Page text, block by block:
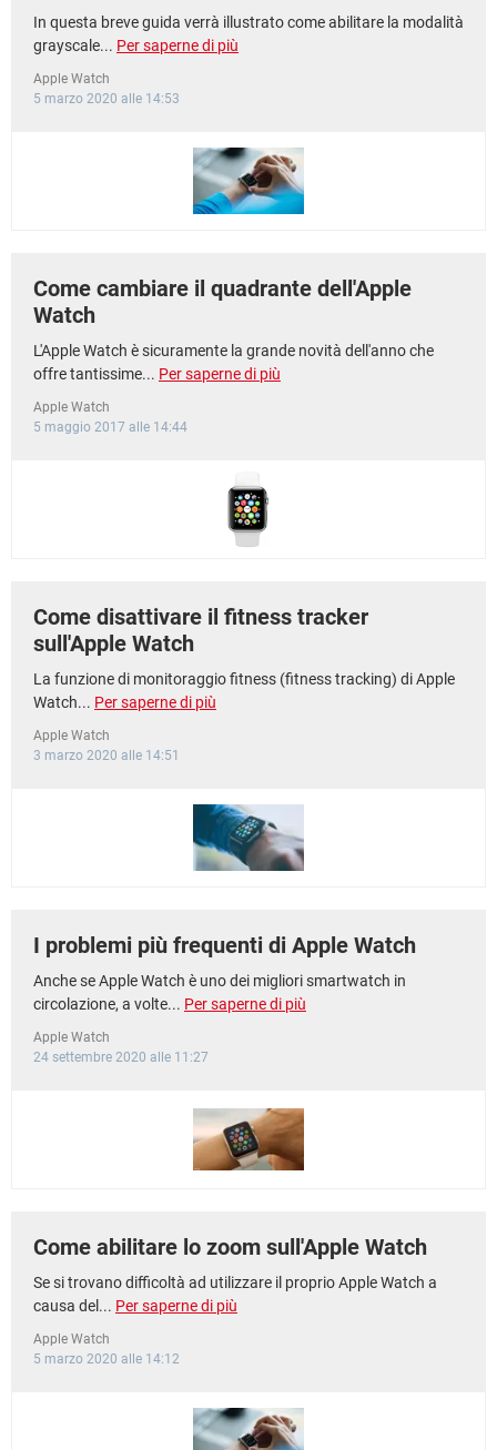
In questa breve guida verrà illustrato come abilitare la modalità
grayscale... Per saperne di più
Apple Watch
5 marzo 2020 alle 14:53
Come cambiare il quadrante dell'Apple
Watch
L'Apple Watch è sicuramente la grande novità dell'anno che
offre tantissime... Per saperne di più
Apple Watch
5 maggio 2017 alle 14:44
Come disattivare il fitness tracker
sull'Apple Watch
La funzione di monitoraggio fitness (fitness tracking) di Apple
Watch... Per saperne di più
Apple Watch
3 marzo 2020 alle 14:51
I problemi più frequenti di Apple Watch
Anche se Apple Watch è uno dei migliori smartwatch in
circolazione, a volte... Per saperne di più
Apple Watch
24 settembre 2020 alle 11:27
Come abilitare lo zoom sull'Apple Watch
Se si trovano difficoltà ad utilizzare il proprio Apple Watch a
causa del... Per saperne di più
Apple Watch
5 marzo 2020 alle 14:12